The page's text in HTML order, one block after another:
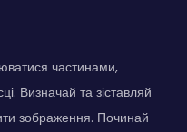
частинами,
Визначай та зіставляй
зображення. Починай